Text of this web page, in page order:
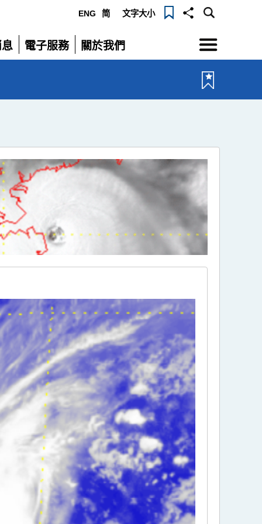
ENG 简 文字大小
電子服務
展
關於我們
展
選
單